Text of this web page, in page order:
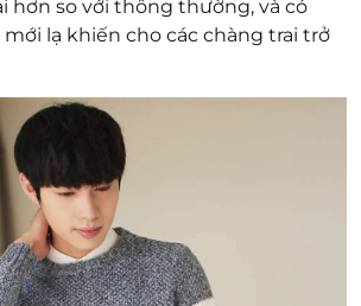
hơn so với thông thường, và có
lạ khiến cho các chàng trai trở